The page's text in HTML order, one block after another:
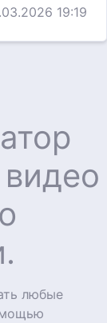
19:19
любые